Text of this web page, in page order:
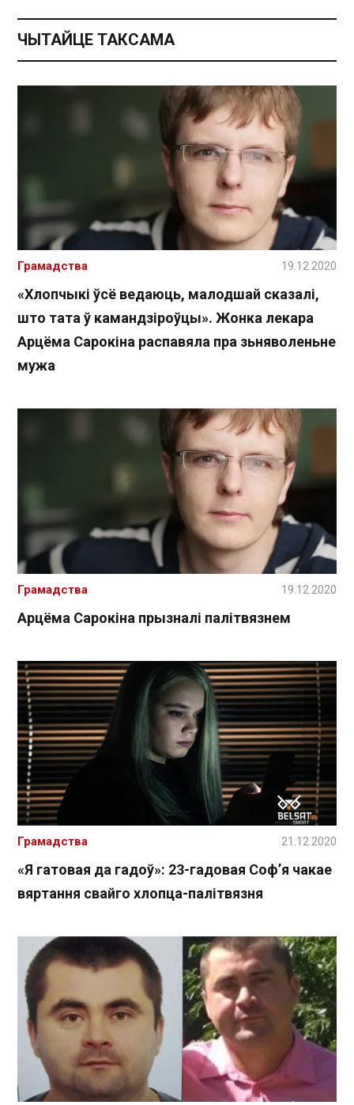
ЧЫТАЙЦЕ ТАКСАМА
«Хлопчыкі ўсё ведаюць, малодшай сказалі,
што тата ў камандзіроўцы». Жонка лекара
Арцёма Сарокіна распавяла пра зьняволеньне
мужа
Грамадства 19.12.2020
Арцёма Сарокіна прызналі палітвязнем
Грамадства 19.12.2020
«Я гатовая да гадоў»: 23-гадовая Соф’я чакае
вяртання свайго хлопца-палітвязня
Грамадства 21.12.2020